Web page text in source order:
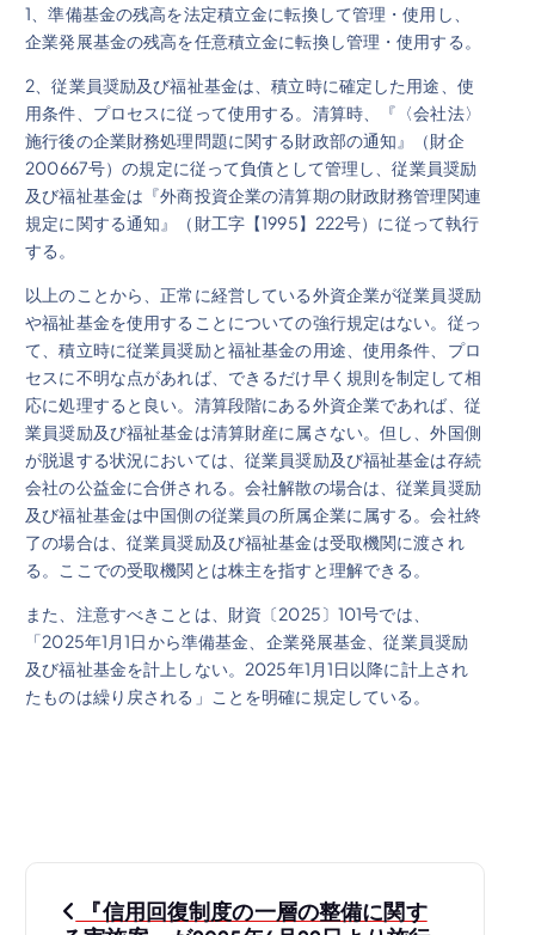
1、準備基金の残高を法定積立金に転換して管理・使用し、
企業発展基金の残高を任意積立金に転換し管理・使用する。
2、従業員奨励及び福祉基金は、積立時に確定した用途、使
用条件、プロセスに従って使用する。清算時、『〈会社法〉
施行後の企業財務処理問題に関する財政部の通知』（財企
200667号）の規定に従って負債として管理し、従業員奨励
及び福祉基金は『外商投資企業の清算期の財政財務管理関連
規定に関する通知』（財工字【1995】222号）に従って執行
する。
以上のことから、正常に経営している外資企業が従業員奨励
や福祉基金を使用することについての強行規定はない。従っ
て、積立時に従業員奨励と福祉基金の用途、使用条件、プロ
セスに不明な点があれば、できるだけ早く規則を制定して相
応に処理すると良い。清算段階にある外資企業であれば、従
業員奨励及び福祉基金は清算財産に属さない。但し、外国側
が脱退する状況においては、従業員奨励及び福祉基金は存続
会社の公益金に合併される。会社解散の場合は、従業員奨励
及び福祉基金は中国側の従業員の所属企業に属する。会社終
了の場合は、従業員奨励及び福祉基金は受取機関に渡され
る。ここでの受取機関とは株主を指すと理解できる。
また、注意すべきことは、財資〔2025〕101号では、
「2025年1月1日から準備基金、企業発展基金、従業員奨励
及び福祉基金を計上しない。2025年1月1日以降に計上され
たものは繰り戻される」ことを明確に規定している。
投
『信用回復制度の一層の整備に関す